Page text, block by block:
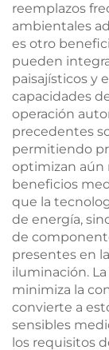
reemplazos
ambientales
es otro
pueden
paisajísticos y
capacidades
operación
precedentes
permitiendo
optimizan aún
beneficios
que la
de energía,
de
presentes en
iluminación.
minimiza la
convierte a
sensibles
los requisitos